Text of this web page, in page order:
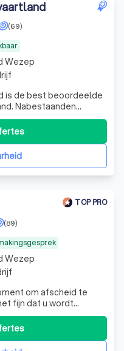
(69)
is de best beoordeelde
9,9. Met een
bieden wij persoonlijke
voor detail bij elke
Wezep
TOP PRO
(89)
om afscheid te
fijn dat u wordt
betrouwbaar team van
we keuzes
voorop staan. In alle
voor
Wezep